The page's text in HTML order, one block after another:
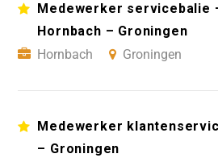
Medewerker servicebalie
Hornbach – Groningen
Hornbach
Groningen
Medewerker
– Groningen